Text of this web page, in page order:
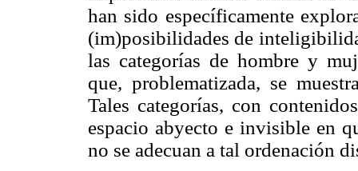
han sido específicamente
(im)posibilidades de
las categorías de hombre y
que, problematizada, se
Tales categorías, con
espacio abyecto e invisible en
no se adecuan a tal ordenación